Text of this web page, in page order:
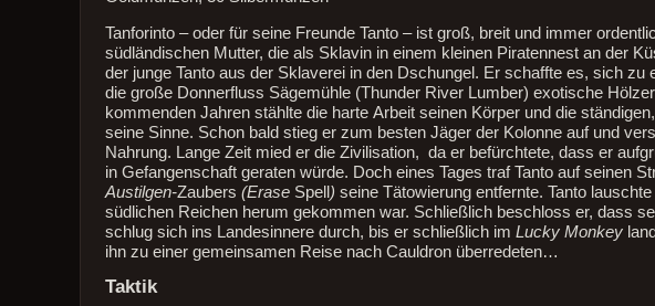
Tanforinto – oder für seine Freunde Tanto – ist groß, breit und immer
südländischen Mutter, die als Sklavin in einem kleinen Piratennest an der
der junge Tanto aus der Sklaverei in den Dschungel. Er schaffte es, sich
die große Donnerfluss Sägemühle (Thunder River Lumber) exotische
kommenden Jahren stählte die harte Arbeit seinen Körper und die
seine Sinne. Schon bald stieg er zum besten Jäger der Kolonne auf und
Nahrung. Lange Zeit mied er die Zivilisation, da er befürchtete, dass er
in Gefangenschaft geraten würde. Doch eines Tages traf Tanto auf seinen
Austilgen-Zaubers (Erase Spell ) seine Tätowierung entfernte. Tanto
südlichen Reichen herum gekommen war. Schließlich beschloss er, dass
schlug sich ins Landesinnere durch, bis er schließlich im Lucky Monkey
ihn zu einer gemeinsamen Reise nach Cauldron überredeten…
Taktik